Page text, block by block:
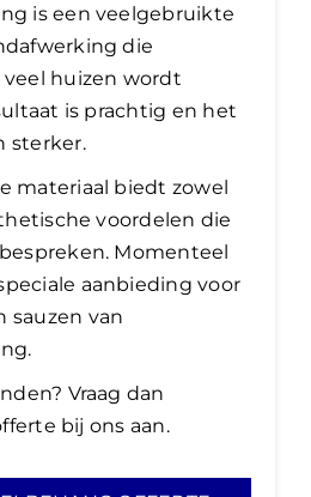
is een veelgebruikte
die
huizen wordt
is prachtig en het
sterker.
materiaal biedt zowel
voordelen die
Momenteel
aanbieding voor
sauzen van
Vraag dan
bij ons aan.